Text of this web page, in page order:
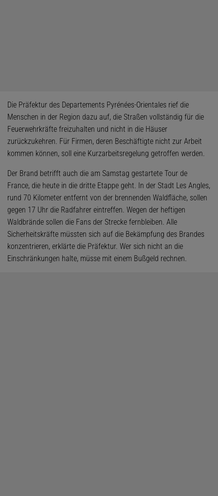
Die Präfektur des Departements Pyrénées-Orientales rief die
Menschen in der Region dazu auf, die Straßen vollständig für die
Feuerwehrkräfte freizuhalten und nicht in die Häuser
zurückzukehren. Für Firmen, deren Beschäftigte nicht zur Arbeit
kommen können, soll eine Kurzarbeitsregelung getroffen werden.
Der Brand betrifft auch die am Samstag gestartete Tour de
France, die heute in die dritte Etappe geht. In der Stadt Les Angles,
rund 70 Kilometer entfernt von der brennenden Waldfläche, sollen
gegen 17 Uhr die Radfahrer eintreffen. Wegen der heftigen
Waldbrände sollen die Fans der Strecke fernbleiben. Alle
Sicherheitskräfte müssten sich auf die Bekämpfung des Brandes
konzentrieren, erklärte die Präfektur. Wer sich nicht an die
Einschränkungen halte, müsse mit einem Bußgeld rechnen.